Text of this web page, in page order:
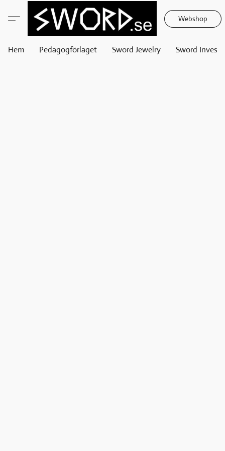
Webshop
Hem Pedagogförlaget Sword Jewelry Sword Invest